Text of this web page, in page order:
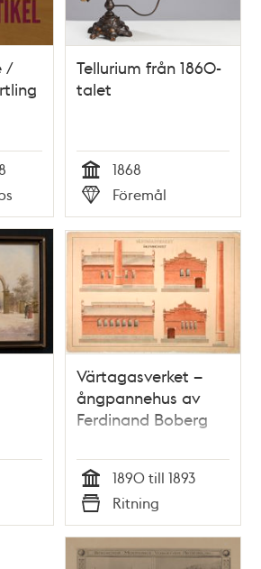
/
Tellurium från 1860-
talet
Tid
1868
Typ
Föremål
Värtagasverket –
ångpannehus av
Ferdinand Boberg
Tid
1890 till 1893
Typ
Ritning